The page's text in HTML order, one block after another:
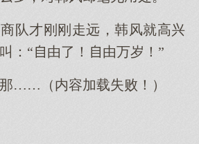
队才刚刚走远，韩风就高兴
“由了！由万岁！”
……（内容加载失败！）